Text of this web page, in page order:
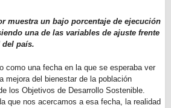
muestra un bajo porcentaje de ejecución
una de las variables de ajuste frente
país.
como una fecha en la que se esperaba ver
mejora del bienestar de la población
los Objetivos de Desarrollo Sostenible.
que nos acercamos a esa fecha, la realidad